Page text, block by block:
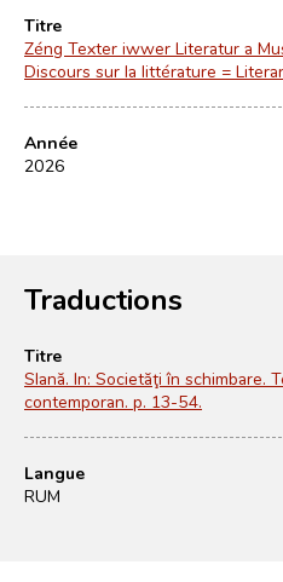
Titre
Zéng Texter iwwer Literatur a
Discours sur la littérature =
Année
2026
Traductions
Titre
Slană. In: Societăţi în schimbare.
contemporan. p. 13-54.
Langue
RUM